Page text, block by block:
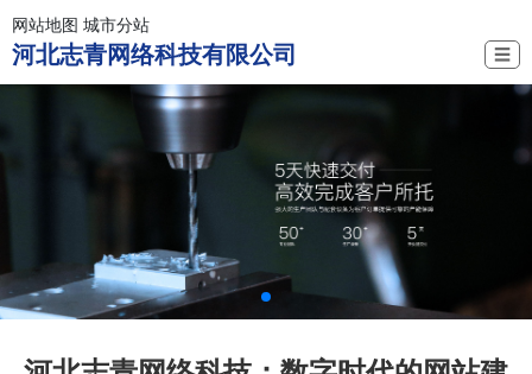
网站地图 城市分站
河北志青网络科技有限公司 ☰